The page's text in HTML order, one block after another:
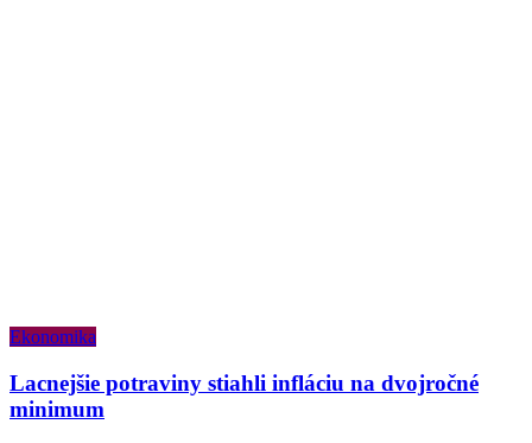
Ekonomika
Lacnejšie potraviny stiahli infláciu na dvojročné
minimum